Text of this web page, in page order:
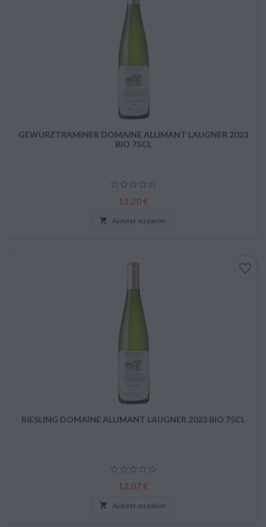
GEWURZTRAMINER DOMAINE ALLIMANT LAUGNER 2023
BIO 75CL
Prix
13,20 €
 Ajouter au panier
RIESLING DOMAINE ALLIMANT LAUGNER 2023 BIO 75CL
Prix
12,07 €
 Ajouter au panier
favorite_border